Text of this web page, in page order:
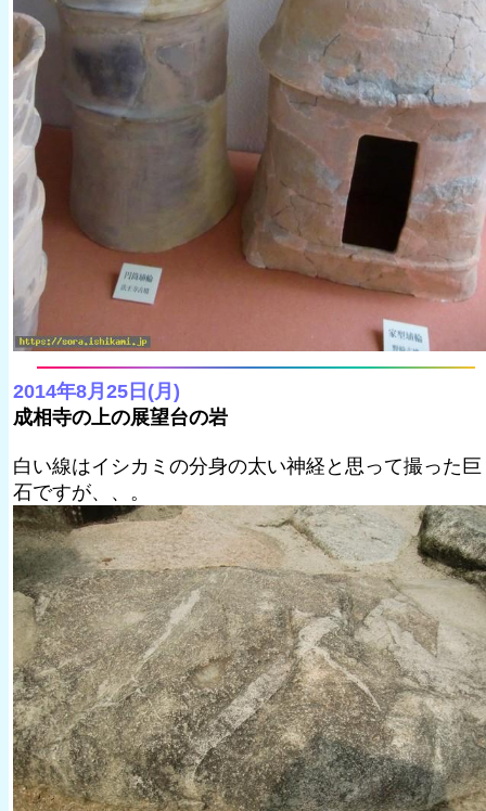
2014年8月25日(月)
成相寺の上の展望台の岩
白い線はイシカミの分身の太い神経と思って撮った巨
石ですが、、。